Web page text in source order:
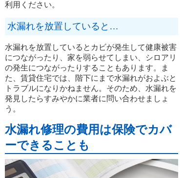
利用ください。
水漏れを放置していると…
水漏れを放置しているとカビが発生して健康被害
につながったり、家を弱らせてしまい、シロアリ
の発生につながったりすることもあります。ま
た、賃貸住宅では、階下にまで水漏れがおよぶと
トラブルになりかねません。そのため、水漏れを
発見したらすみやかに業者に問い合わせましょ
う。
水漏れ修理の費用は保険でカバ
ーできることも